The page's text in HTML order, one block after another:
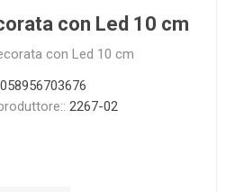
con Led 10 cm
con Led 10 cm
2267-02